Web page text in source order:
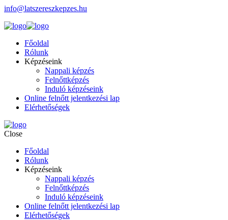
info@latszereszkepzes.hu
Főoldal
Rólunk
Képzéseink
Nappali képzés
Felnőttképzés
Induló képzéseink
Online felnőtt jelentkezési lap
Elérhetőségek
Close
Főoldal
Rólunk
Képzéseink
Nappali képzés
Felnőttképzés
Induló képzéseink
Online felnőtt jelentkezési lap
Elérhetőségek